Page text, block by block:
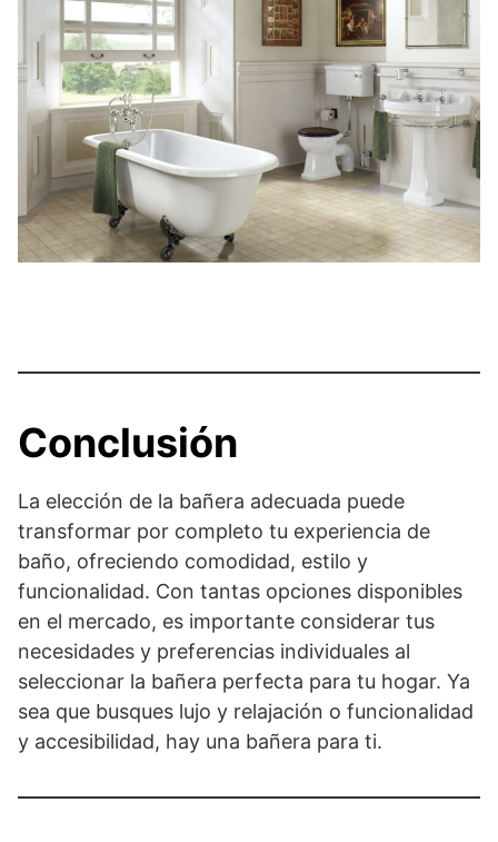
Conclusión
La elección de la bañera adecuada puede
transformar por completo tu experiencia de
baño, ofreciendo comodidad, estilo y
funcionalidad. Con tantas opciones disponibles
en el mercado, es importante considerar tus
necesidades y preferencias individuales al
seleccionar la bañera perfecta para tu hogar. Ya
sea que busques lujo y relajación o funcionalidad
y accesibilidad, hay una bañera para ti.